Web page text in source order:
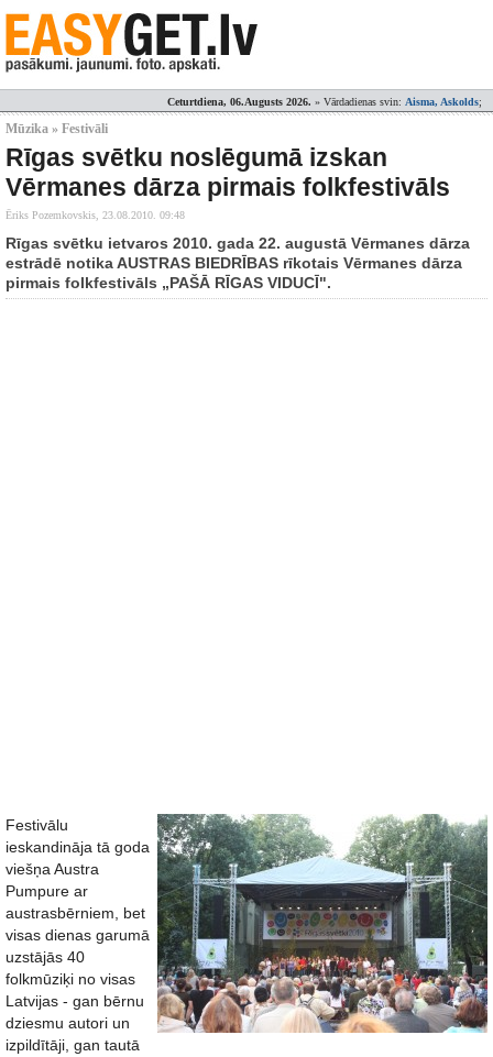
Ceturtdiena, 06.Augusts 2026. » Vārdadienas svin: Aisma, Askolds;
Mūzika » Festivāli
Rīgas svētku noslēgumā izskan
Vērmanes dārza pirmais folkfestivāls
Ēriks Pozemkovskis, 23.08.2010. 09:48
Rīgas svētku ietvaros 2010. gada 22. augustā Vērmanes dārza
estrādē notika AUSTRAS BIEDRĪBAS rīkotais Vērmanes dārza
pirmais folkfestivāls „PAŠĀ RĪGAS VIDUCĪ".
Festivālu
ieskandināja tā goda
viešņa Austra
Pumpure ar
austrasbērniem, bet
visas dienas garumā
uzstājās 40
folkmūziķi no visas
Latvijas - gan bērnu
dziesmu autori un
izpildītāji, gan tautā